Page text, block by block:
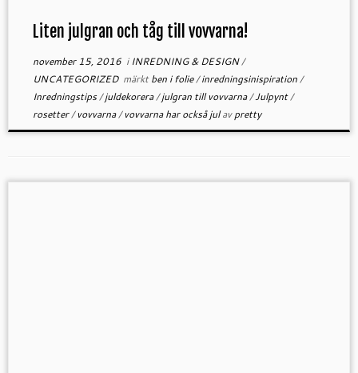
Liten julgran och tåg till vovvarna!
november 15, 2016i INREDNING & DESIGN/
UNCATEGORIZED märktben i folie/inredningsinispiration/
Inredningstips/juldekorera/julgran till vovvarna/Julpynt/
rosetter/vovvarna/vovvarna har också julavpretty